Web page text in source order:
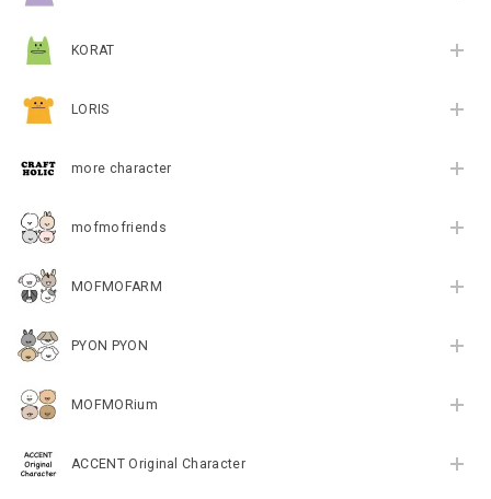
KORAT
LORIS
more character
mofmofriends
MOFMOFARM
PYON PYON
MOFMORium
ACCENT Original Character